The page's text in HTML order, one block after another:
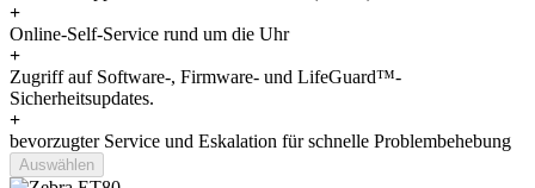
+
Online-Self-Service rund um die Uhr
+
Zugriff auf Software-, Firmware- und LifeGuard™-
Sicherheitsupdates.
+
bevorzugter Service und Eskalation für schnelle Problembehebung
Auswählen